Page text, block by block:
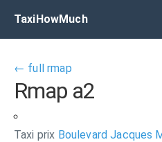
TaxiHowMuch
← full rmap
Rmap a2
Taxi prix Boulevard Jacques